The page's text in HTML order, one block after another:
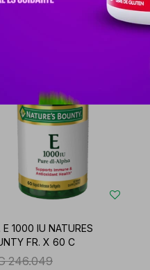
que te pueden
E 1000 IU NATURES
FR. X 60 C
246.049